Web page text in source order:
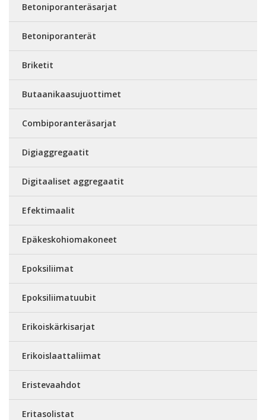
Betoniporanteräsarjat
Betoniporanterät
Briketit
Butaanikaasujuottimet
Combiporanteräsarjat
Digiaggregaatit
Digitaaliset aggregaatit
Efektimaalit
Epäkeskohiomakoneet
Epoksiliimat
Epoksiliimatuubit
Erikoiskärkisarjat
Erikoislaattaliimat
Eristevaahdot
Eritasolistat